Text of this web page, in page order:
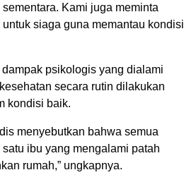
Kami juga meminta
siaga guna memantau kondisi
psikologis yang dialami
secara rutin dilakukan
kondisi baik.
menyebutkan bahwa semua
ibu yang mengalami patah
rumah,” ungkapnya.